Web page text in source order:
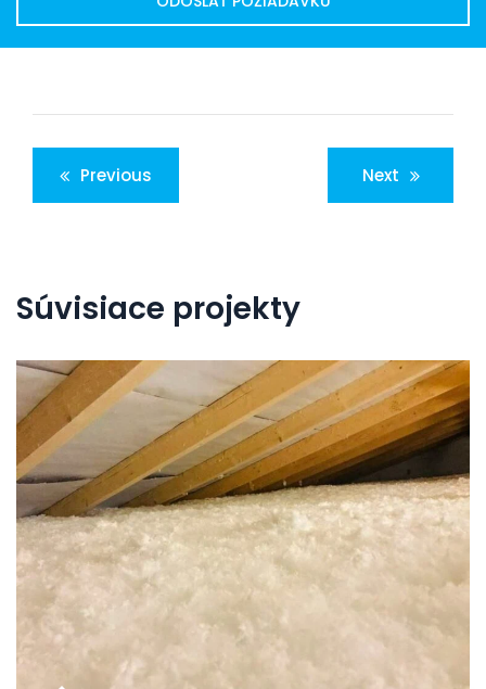
Navigácia
v
Previous Next
Súvisiace projekty